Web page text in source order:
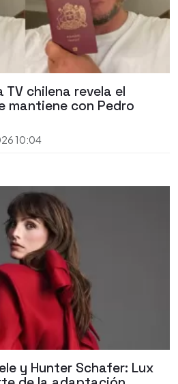
chilena revela el
mantiene con Pedro
10:04
y Hunter Schafer: Lux